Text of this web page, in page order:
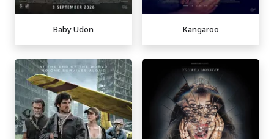
Baby Udon Kangaroo